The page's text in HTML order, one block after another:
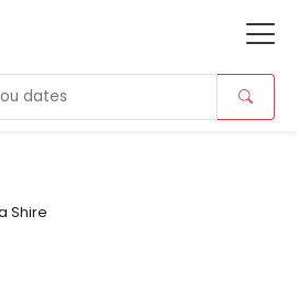
Morts
Shire